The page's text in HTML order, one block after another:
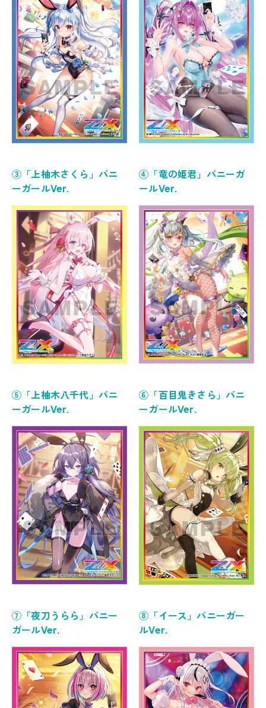
③「上柚木さくら」バニ
ーガールVer.
④「竜の姫君」バニーガ
ールVer.
⑤「上柚木八千代」バニ
ーガールVer.
⑥「百目鬼きさら」バニ
ーガールVer.
⑦「夜刀うらら」バニー
ガールVer.
⑧「イース」バニーガー
ルVer.